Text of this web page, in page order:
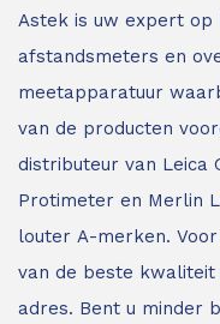
Astek is uw expert op
afstandsmeters en
meetapparatuur
van de producten
distributeur van Leica
Protimeter en Merlin
louter A-merken.
van de beste kwaliteit
adres. Bent u minder